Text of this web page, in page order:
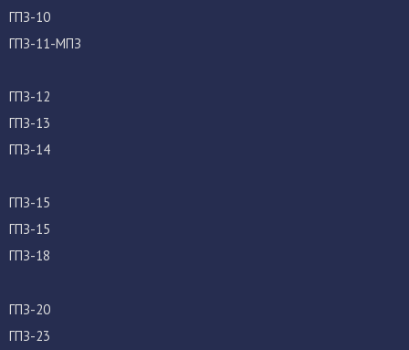
ГПЗ-10
ГПЗ-11-МПЗ
ГПЗ-12
ГПЗ-13
ГПЗ-14
ГПЗ-15
ГПЗ-15
ГПЗ-18
ГПЗ-20
ГПЗ-23